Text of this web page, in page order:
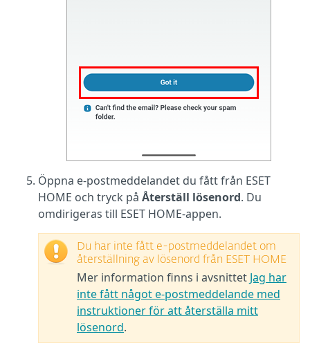
Öppna e-postmeddelandet du fått från ESET
HOME och tryck på Återställ lösenord. Du
omdirigeras till ESET HOME-appen.
Du har inte fått e-postmeddelandet om
återställning av lösenord från ESET HOME
Mer information finns i avsnittet Jag har
inte fått något e-postmeddelande med
instruktioner för att återställa mitt
lösenord.